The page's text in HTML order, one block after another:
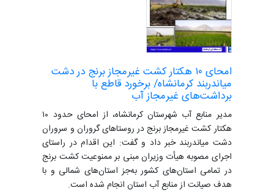
امحای ۱۰ هکتار کشت غیرمجاز برنج در دشت
میاندربند کرمانشاه/ برخورد قاطع با
برداشت‌های غیرمجاز آب
مدیر منابع آب شهرستان کرمانشاه، از امحای حدود ۱۰
هکتار کشت غیرمجاز برنج در روستاهای گروران و سروران
دشت میاندربند خبر داد و گفت: این اقدام در راستای
اجرای مصوبه هیأت وزیران مبنی بر ممنوعیت کشت برنج
در تمامی استان‌های کشور به‌جز استان‌های شمالی و با
هدف صیانت از منابع آب استان انجام شده است.